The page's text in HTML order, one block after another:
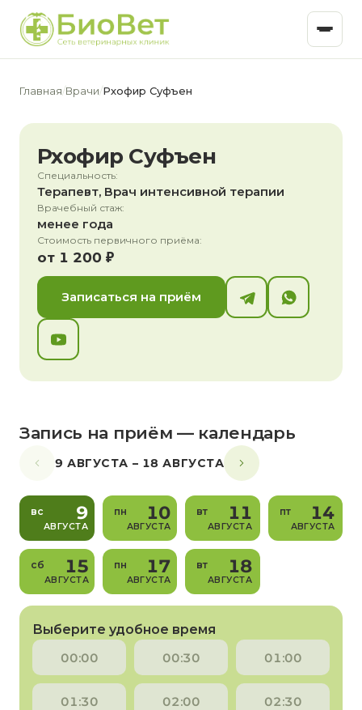
Главная/Врачи/Рхофир Суфъен
Рхофир Суфъен
Специальность:
Терапевт, Врач интенсивной терапии
Врачебный стаж:
менее года
Стоимость первичного приёма:
от 1 200 ₽
Записаться на приём
Запись на приём — календарь
9 АВГУСТА – 18 АВГУСТА
вс 9
АВГУСТА
пн 10
АВГУСТА
вт 11
АВГУСТА
пт 14
АВГУСТА
сб 15
АВГУСТА
пн 17
АВГУСТА
вт 18
АВГУСТА
Выберите удобное время
00:00
00:30 01:00
01:30 02:00 02:30